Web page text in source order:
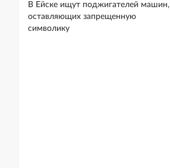
В Ейске ищут поджигателей машин,
оставляющих запрещенную
символику